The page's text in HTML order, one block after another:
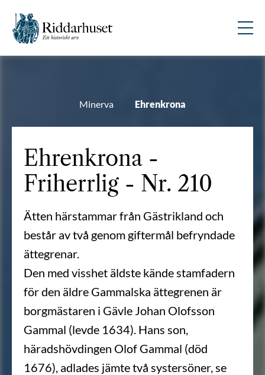
Minerva Ehrenkrona
Ehrenkrona -
Friherrlig - Nr. 210
Ätten härstammar från Gästrikland och
består av två genom giftermål befryndade
ättegrenar.
Den med visshet äldste kände stamfadern
för den äldre Gammalska ättegrenen är
borgmästaren i Gävle Johan Olofsson
Gammal (levde 1634). Hans son,
häradshövdingen Olof Gammal (död
1676), adlades jämte två systersöner, se